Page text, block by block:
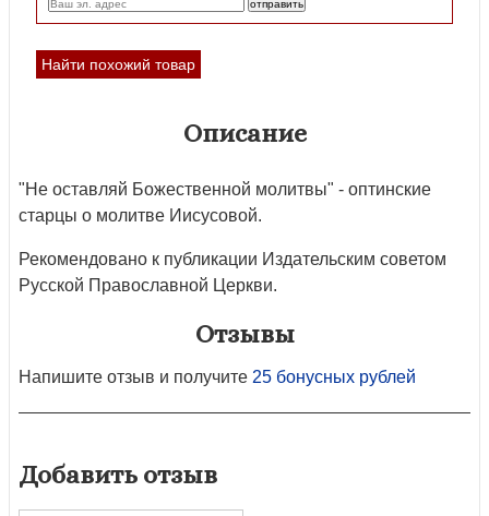
Найти похожий товар
Описание
"Не оставляй Божественной молитвы" - оптинские
старцы о молитве Иисусовой.
Рекомендовано к публикации Издательским советом
Русской Православной Церкви.
Отзывы
Напишите отзыв и получите 25 бонусных рублей
Добавить отзыв